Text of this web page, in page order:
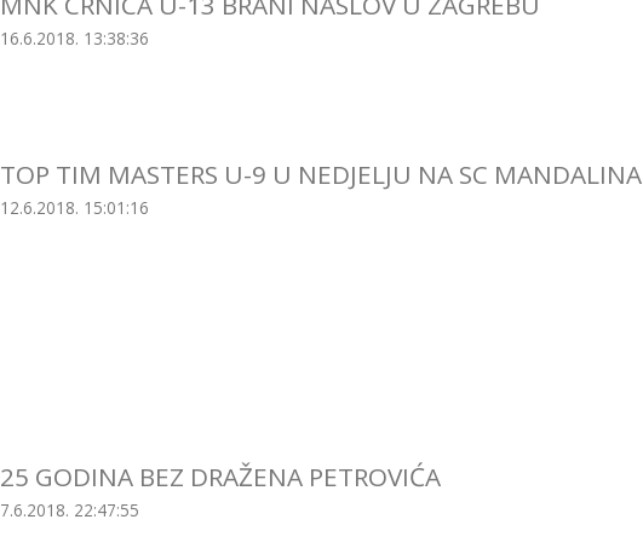
16.6.2018. 13:38:36
TOP TIM MASTERS U-9 U NEDJELJU NA SC MANDALINA
12.6.2018. 15:01:16
25 GODINA BEZ DRAŽENA PETROVIĆA
7.6.2018. 22:47:55